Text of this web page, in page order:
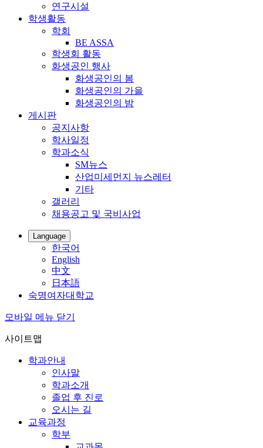
연구시설
학생활동
학회
BE ASSA
학생회 활동
화생공인 행사
화생공인의 봄
화생공인의 가을
화생공인의 밤
게시판
공지사항
학사일정
학과소식
SM뉴스
산업미세먼지 뉴스레터
기타
갤러리
채용공고 및 국비사업
Language
한국어
English
中文
日本語
숙명여자대학교
모바일 메뉴 닫기
사이트맵
학과안내
인사말
학과소개
졸업 후 진로
오시는 길
교육과정
학부